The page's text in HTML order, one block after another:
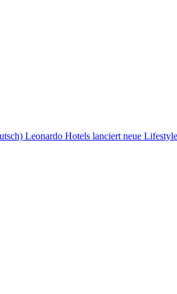
Leonardo Hotels lanciert neue